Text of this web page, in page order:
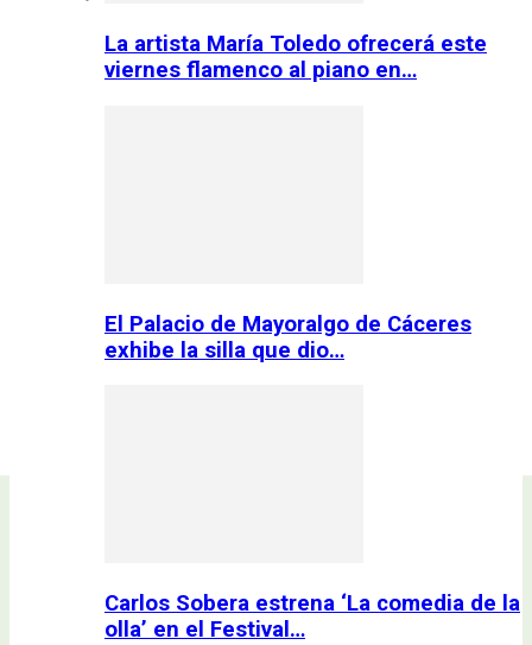
La artista María Toledo ofrecerá este
viernes flamenco al piano en…
El Palacio de Mayoralgo de Cáceres
exhibe la silla que dio…
Carlos Sobera estrena ‘La comedia de la
olla’ en el Festival…